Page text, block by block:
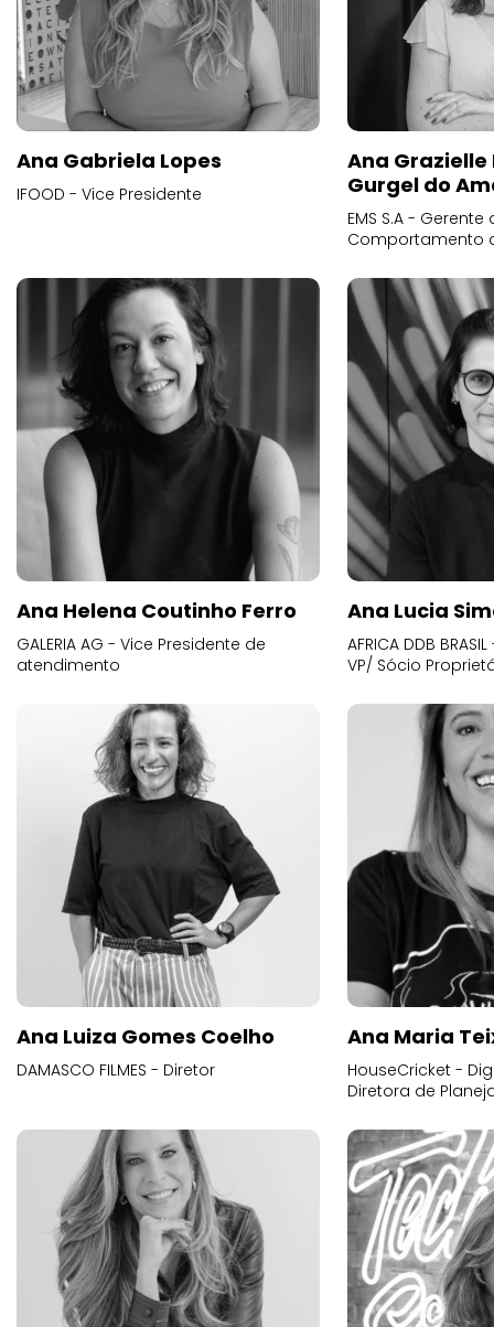
Ana Gabriela Lopes
IFOOD - Vice Presidente
Ana
Gurgel do
EMS S.A -
Comportamento
Ana Helena Coutinho Ferro
GALERIA AG - Vice Presidente de
atendimento
Ana Lucia
AFRICA DDB
VP/ Sócio
Ana Luiza Gomes Coelho
DAMASCO FILMES - Diretor
Ana Maria
HouseCricket -
Diretora de